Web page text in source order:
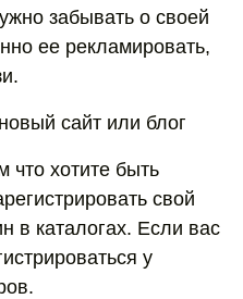
забывать о своей
ее рекламировать,
сайт или блог
что хотите быть
свой
в каталогах. Если вас
у